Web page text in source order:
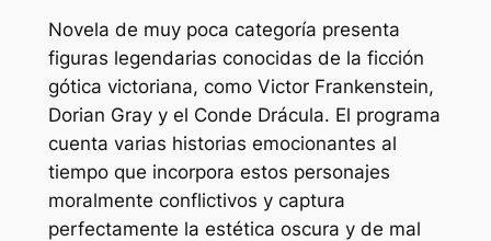
Novela de muy poca categoría presenta
figuras legendarias conocidas de la ficción
gótica victoriana, como Victor Frankenstein,
Dorian Gray y el Conde Drácula. El programa
cuenta varias historias emocionantes al
tiempo que incorpora estos personajes
moralmente conflictivos y captura
perfectamente la estética oscura y de mal